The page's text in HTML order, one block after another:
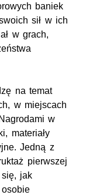
baniek
sił w ich
w grach,
na temat
w miejscach
w
materiały
Jedną z
pierwszej
się, jak